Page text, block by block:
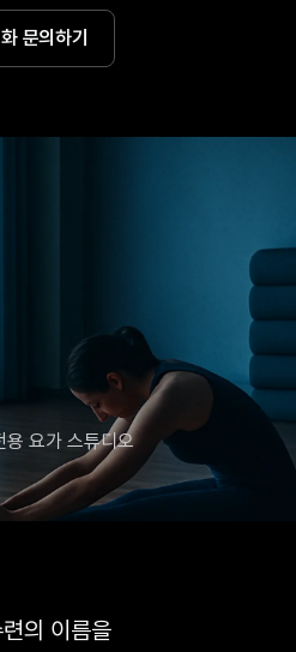
문의하기
용 요가 스튜디오
의 이름을